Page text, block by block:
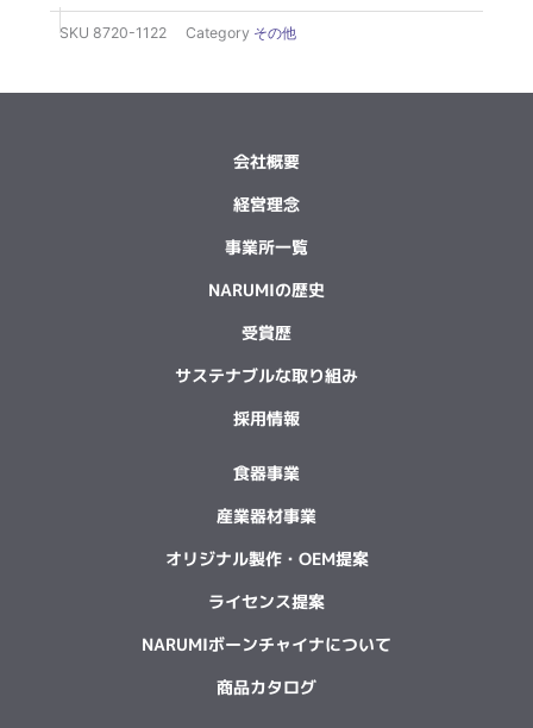
SKU 8720-1122 Category その他
会社概要
経営理念
事業所一覧
NARUMIの歴史
受賞歴
サステナブルな取り組み
採用情報
食器事業
産業器材事業
オリジナル製作・OEM提案
ライセンス提案
NARUMIボーンチャイナについて
商品カタログ